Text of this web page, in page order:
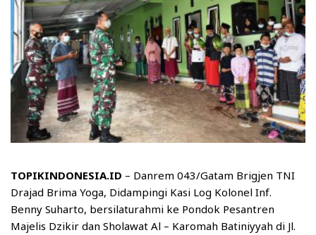
TOPIKINDONESIA.ID – Danrem 043/Gatam Brigjen TNI
Drajad Brima Yoga, Didampingi Kasi Log Kolonel Inf.
Benny Suharto, bersilaturahmi ke Pondok Pesantren
Majelis Dzikir dan Sholawat Al – Karomah Batiniyyah di Jl.